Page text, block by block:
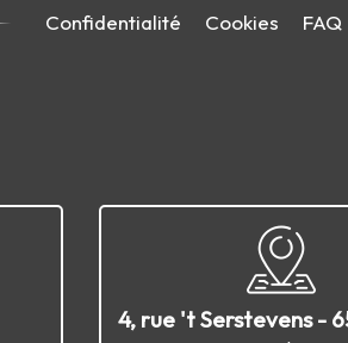
Confidentialité Cookies FAQ
4, rue 't Serstevens -